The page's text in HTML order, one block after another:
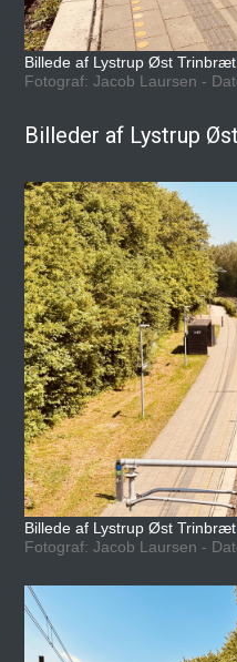
Billede af Lystrup Øst Trinbræt.
Fotograf: Jacob Laursen -
Billeder af Lystrup
Billede af Lystrup Øst Trinbræt.
Fotograf: Jacob Laursen -